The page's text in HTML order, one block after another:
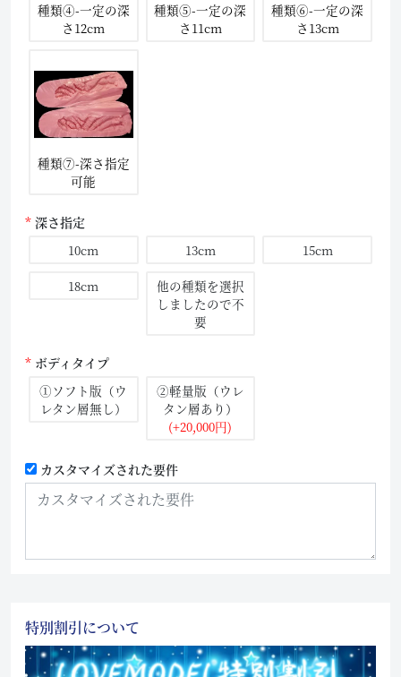
種類④-一定の深
さ12cm
種類⑤-一定の深
さ11cm
種類⑥-一定の深
さ13cm
種類⑦-深さ指定
可能
深さ指定
10cm
13cm
15cm
18cm
他の種類を選択
しましたので不
要
ボディタイプ
①ソフト版（ウ
レタン層無し）
②軽量版（ウレ
タン層あり）
(+20,000円)
カスタマイズされた要件
特別割引について